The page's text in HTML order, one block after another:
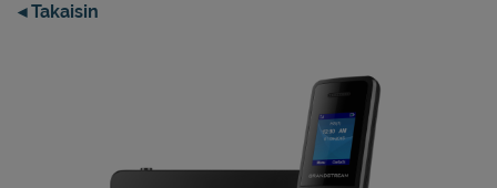
Yritys
◂ Takaisin